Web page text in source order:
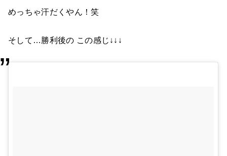
めっちゃ汗だくやん！笑
そして…勝利後の この感じ↓↓↓